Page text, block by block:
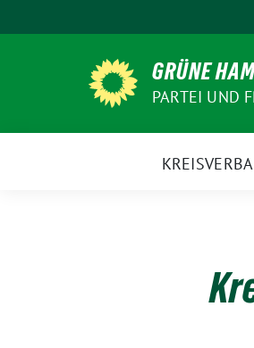
zum
GRÜNE
PARTEI UND